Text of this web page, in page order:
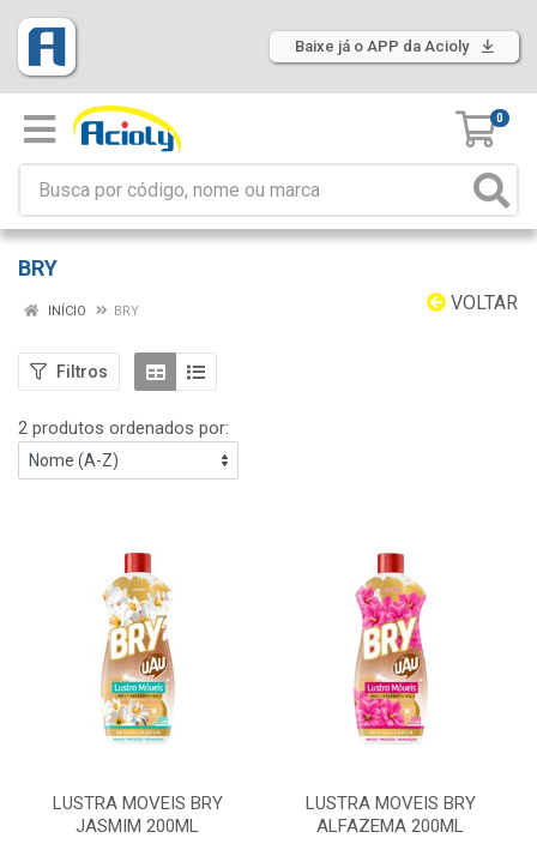
Baixe já o APP da Acioly
0
BRY
VOLTAR
INÍCIO BRY
Filtros
2 produtos ordenados por:
LUSTRA MOVEIS BRY
JASMIM 200ML
LUSTRA MOVEIS BRY
ALFAZEMA 200ML